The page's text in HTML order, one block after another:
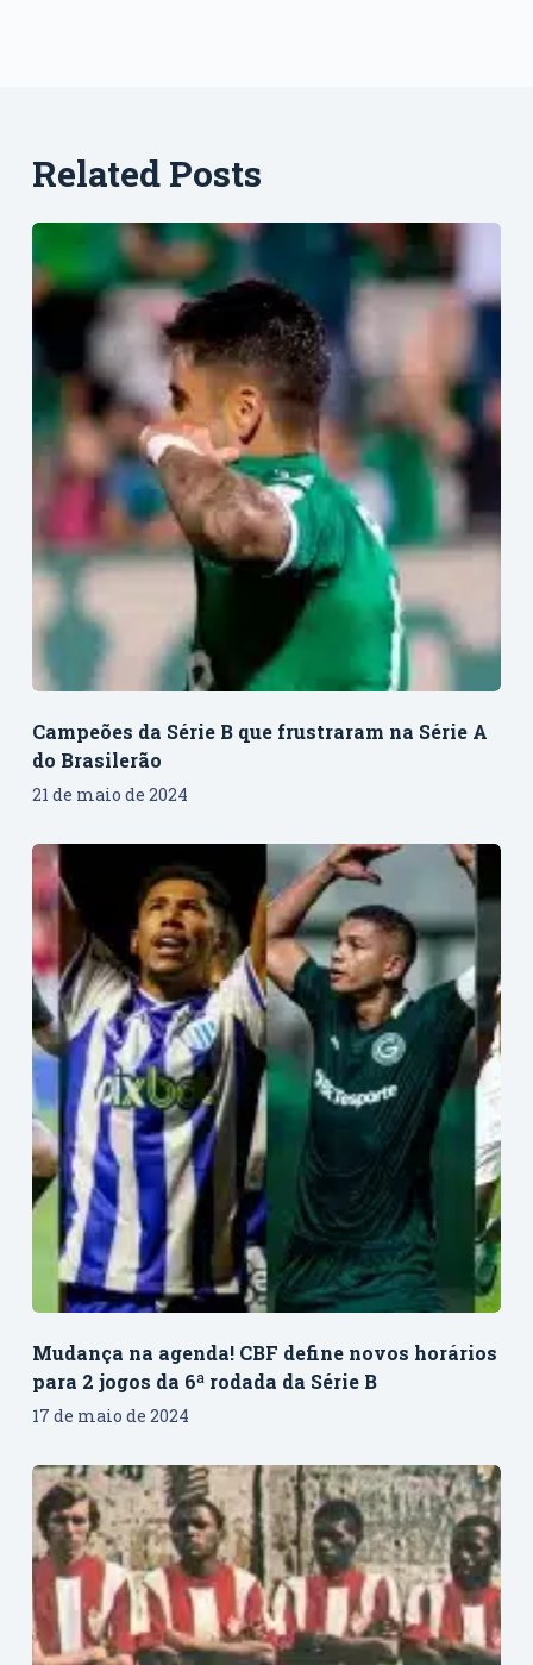
Related Posts
Campeões da Série B que frustraram na Série A
do Brasilerão
21 de maio de 2024
Mudança na agenda! CBF define novos horários
para 2 jogos da 6ª rodada da Série B
17 de maio de 2024